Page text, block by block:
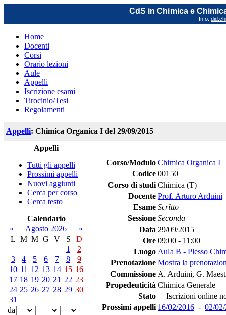
CdS in Chimica e
Info:
Home
Docenti
Corsi
Orario lezioni
Aule
Appelli
Iscrizione esami
Tirocinio/Tesi
Regolamenti
Appelli: Chimica Organica I del 29/09/2015
Appelli
Tutti gli appelli
Prossimi appelli
Nuovi aggiunti
Cerca per corso
Cerca testo
Calendario
«
Agosto 2026
»
L M M G V S
D
1
2
3
4 5 6 7 8
9
10 11 12 13 14 15 16
17 18 19 20 21 22 23
24 25 26 27 28 29 30
31
da
Corso/Modulo Chimica Organica I
Codice 00150
Corso di studi Chimica (T)
Docente Prof. Arturo Arduini
Esame Scritto
Sessione Seconda
Data 29/09/2015
Ore 09:00 - 11:00
Luogo Aula B - Plesso
Prenotazione Mostra la
Commissione A. Arduini, G.
Propedeuticità Chimica Generale
Stato
Iscrizioni online
Prossimi appelli 16/02/2016 - 02/